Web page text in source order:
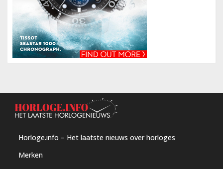
Horloge.info – Het laatste nieuws over horloges
Merken